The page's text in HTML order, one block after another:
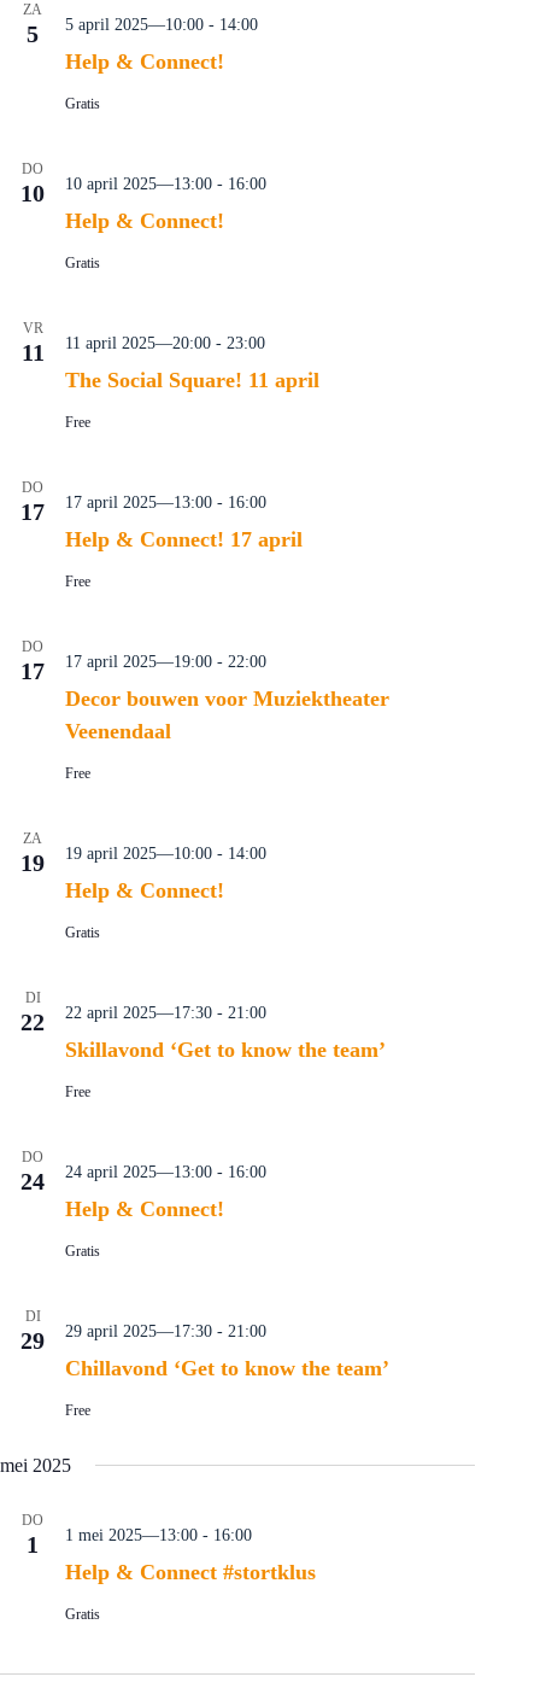
ZA
5
Help & Connect!
5 april 2025—10:00 - 14:00
Gratis
DO
10
Help & Connect!
10 april 2025—13:00 - 16:00
Gratis
VR
11
The Social Square! 11 april
11 april 2025—20:00 - 23:00
Free
DO
17
Help & Connect! 17 april
17 april 2025—13:00 - 16:00
Free
DO
17
Decor bouwen voor Muziektheater
Veenendaal
17 april 2025—19:00 - 22:00
Free
ZA
19
Help & Connect!
19 april 2025—10:00 - 14:00
Gratis
DI
22
Skillavond ‘Get to know the team’
22 april 2025—17:30 - 21:00
Free
DO
24
Help & Connect!
24 april 2025—13:00 - 16:00
Gratis
DI
29
Chillavond ‘Get to know the team’
29 april 2025—17:30 - 21:00
Free
mei 2025
DO
1
Help & Connect #stortklus
1 mei 2025—13:00 - 16:00
Gratis